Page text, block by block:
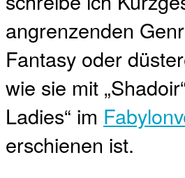
angrenzenden
Fantasy oder
wie sie mit
Ladies“ im
erschienen ist.